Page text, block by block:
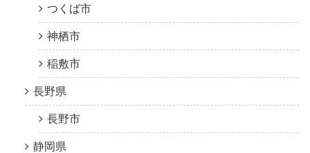
つくば市
神栖市
稲敷市
長野県
長野市
静岡県